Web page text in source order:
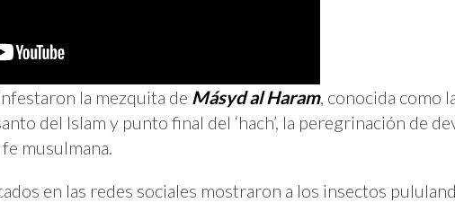
la mezquita de Másyd al Haram, conocida como
del Islam y punto final del ‘hach’, la peregrinación de
musulmana.
en las redes sociales mostraron a los insectos